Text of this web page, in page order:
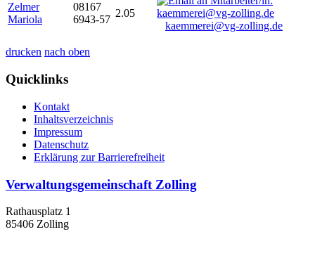
Zelmer
Mariola
08167
6943-57
2.05
kaemmerei@vg-zolling.de
drucken nach oben
Quicklinks
Kontakt
Inhaltsverzeichnis
Impressum
Datenschutz
Erklärung zur Barrierefreiheit
Verwaltungsgemeinschaft Zolling
Rathausplatz 1
85406 Zolling